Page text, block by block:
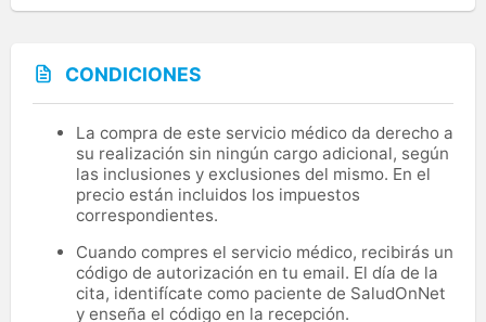
CONDICIONES
La compra de este servicio médico da derecho a
su realización sin ningún cargo adicional, según
las inclusiones y exclusiones del mismo. En el
precio están incluidos los impuestos
correspondientes.
Cuando compres el servicio médico, recibirás un
código de autorización en tu email. El día de la
cita, identifícate como paciente de SaludOnNet
y enseña el código en la recepción.